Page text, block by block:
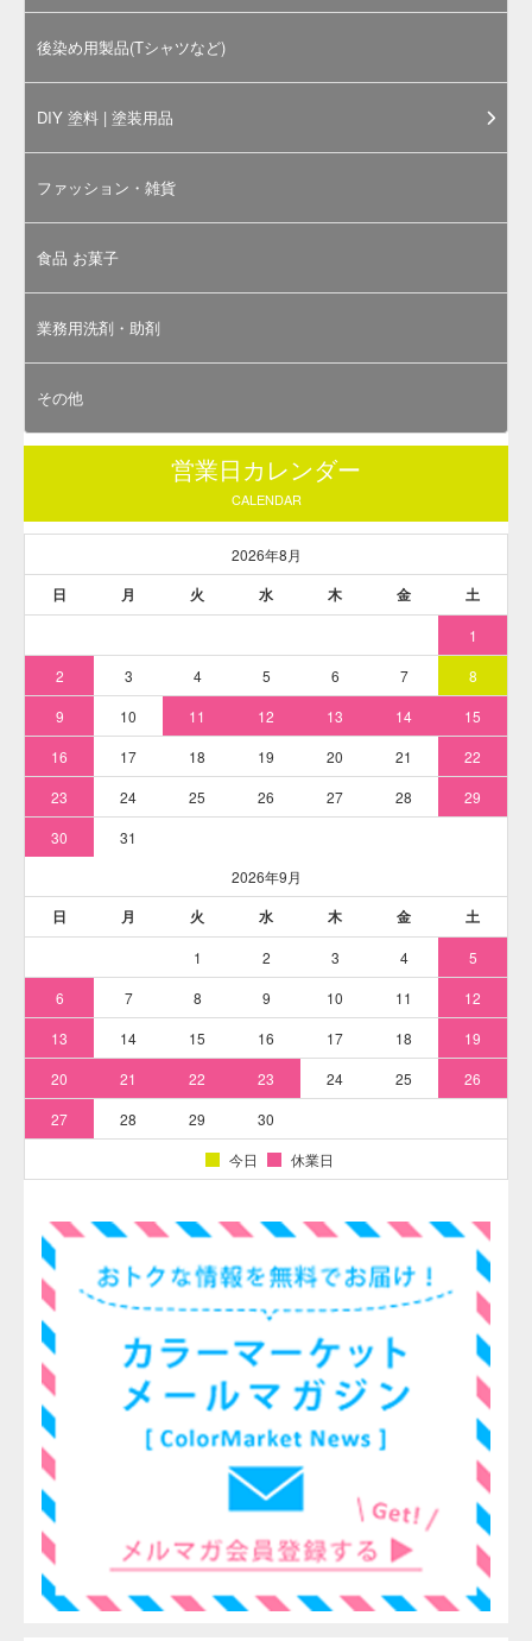
お選びいただくサイズや色によってラベルや内容物の大き
さ、染料（染め粉）の色は異なります。
そめそめキットProで染色するのに必要な道具
下記の道具は本キットには付属しておりません。
「耐熱バケツなど、ステンレス鍋の代用品で染める」解説ペ
ージの染め方を参考にしてください。
そめそめキットProを使った染め方
「綿Tシャツ」1枚（120g）を「
そめそめキットPro Sサイズ
濡らしてしぼっておいてください。ムラになりにくくなりま
す。
※下記の染め方解説は「ステンレス鍋」にて染色作業を行っ
ています。ステンレス鍋を用意できない方は「 耐熱バケツな
ど、ステンレス鍋の代用品で染める」解説ページの染め方を
参考にしてください。
※本品には染色手順の解説書が付属しています。
そめそめキットProで上手く染めるコツ
上記の記事の内容に関しては万全を期しておりますが、万一